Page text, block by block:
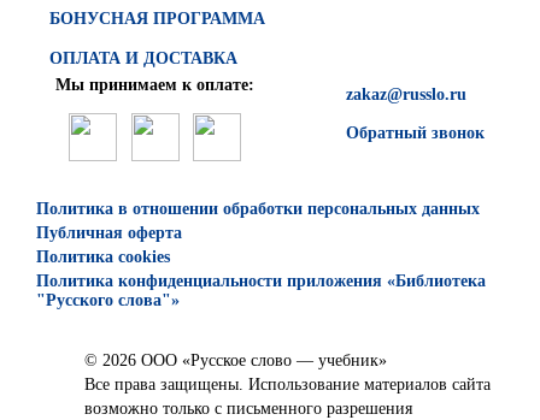
БОНУСНАЯ ПРОГРАММА
ОПЛАТА И ДОСТАВКА
zakaz@russlo.ru
Обратный звонок
Мы принимаем к оплате:
Политика в отношении обработки персональных данных
Публичная оферта
Политика cookies
Политика конфиденциальности приложения «Библиотека
"Русского слова"»
© 2026 ООО «Русское слово — учебник»
Все права защищены. Использование материалов сайта
возможно только с письменного разрешения